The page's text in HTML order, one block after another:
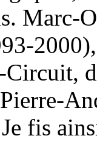
Marc-
fis